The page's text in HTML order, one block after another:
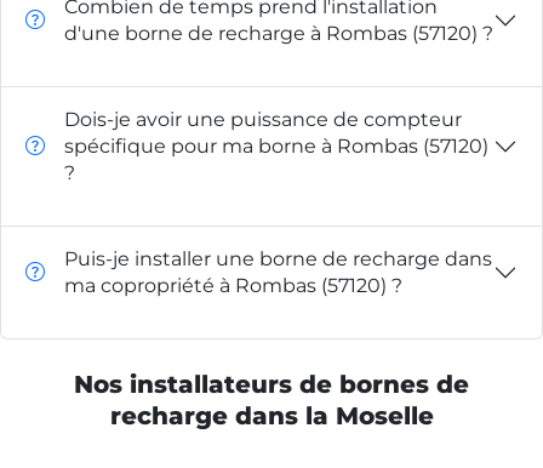
Combien de temps prend l'installation
d'une borne de recharge à Rombas (57120) ?
Dois-je avoir une puissance de compteur
spécifique pour ma borne à Rombas (57120)
?
Puis-je installer une borne de recharge dans
ma copropriété à Rombas (57120) ?
Nos installateurs de bornes de
recharge dans la Moselle